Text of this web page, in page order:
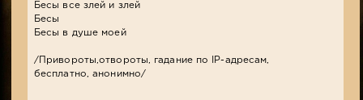
Бесы все злей и злей
Бесы
Бесы в душе моей
/Привороты,отвороты, гадание по IP-адресам,
бесплатно, анонимно/